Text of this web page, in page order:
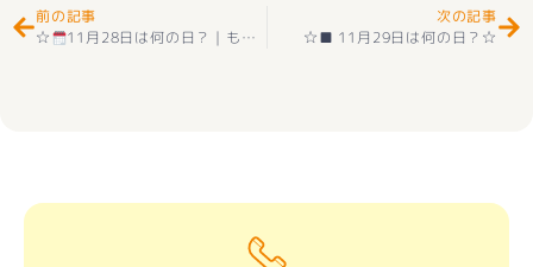
前の記事
☆
11月28日は何の日？｜もてぎ不動産ブログ☆
次の記事
☆■ 11月29日は何の日？☆